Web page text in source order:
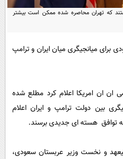
سلامت
فرهنگی
اجتماعی
پیامک
که تهران محاصره شده ممکن است بیشتر
میانجیگری میان ایران و ترامپ
ان ان امریکا اعلام کرد مطلع شده
بین دولت ترامپ و ایران اعلام
توافق هسته ای جدیدی برسند.
و نخست وزیر عربستان سعودی،